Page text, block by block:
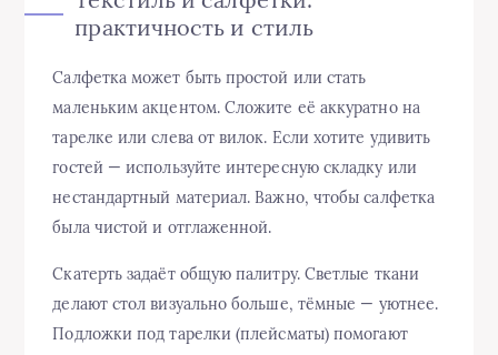
практичность и стиль
Салфетка может быть простой или стать
маленьким акцентом. Сложите её аккуратно на
тарелке или слева от вилок. Если хотите удивить
гостей — используйте интересную складку или
нестандартный материал. Важно, чтобы салфетка
была чистой и отглаженной.
Скатерть задаёт общую палитру. Светлые ткани
делают стол визуально больше, тёмные — уютнее.
Подложки под тарелки (плейсматы) помогают